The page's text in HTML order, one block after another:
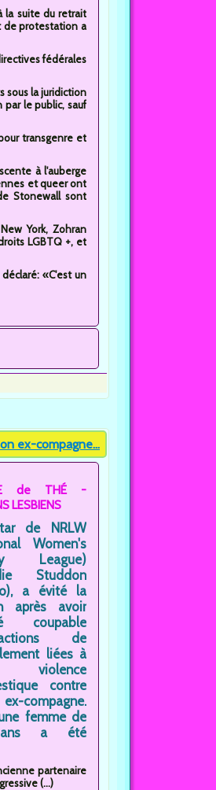
la suite du retrait
de protestation a
fédérales
sous la juridiction
par le public, sauf
transgenre et
à l'auberge
et queer ont
Stonewall sont
York, Zohran
LGBTQ +, et
«C'est un
ex-compagne...
de THÉ -
LESBIENS
de NRLW
Women's
League)
Studdon
a évité la
après avoir
coupable
de
liées à
contre
compagne.
femme de
a été
partenaire
(...)